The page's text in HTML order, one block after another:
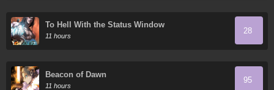
To Hell With the Status Window
11 hours
28
Beacon of Dawn
11 hours
95